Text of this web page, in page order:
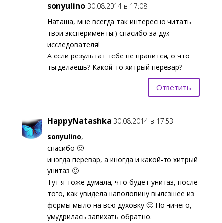
sonyulino 30.08.2014 в 17:08
Наташа, мне всегда так интересно читать
твои эксперименты:) спасибо за дух
исследователя!
А если результат тебе не нравится, о что
ты делаешь? Какой-то хитрый перевар?
Ответить
HappyNatashka 30.08.2014 в 17:53
sonyulino,
спасибо 🙂
иногда перевар, а иногда и какой-то хитрый
унитаз 🙂
Тут я тоже думала, что будет унитаз, после
того, как увидела наполовину вылезшее из
формы мыло на всю духовку 🙂 Но ничего,
умудрилась запихать обратно.